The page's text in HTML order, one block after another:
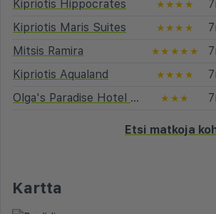
Kipriotis Hippocrates ★★★★
Kipriotis Maris Suites
★★★★
Mitsis Ramira
★★★★★
Kipriotis Aqualand
★★★★
Olga's Paradise Hotel Apartments
★★★
Etsi matkoja
Kartta